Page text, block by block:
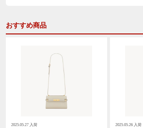
おすすめ商品
2025.05.27 入荷 2025.05.26 入荷